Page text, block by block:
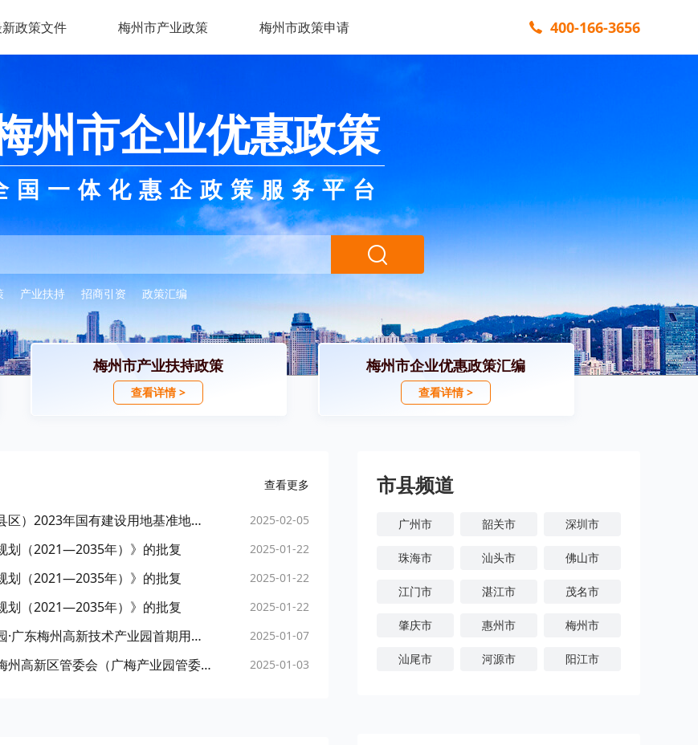
政策文件 梅州市产业政策 梅州市政策申请 400-166-3656
州市企业优惠政策
国一体化惠企政策服务平台
产业扶持 招商引资 政策汇编
梅州市产业扶持政策
查看详情 >
梅州市企业优惠政策汇编
查看详情 >
查看更多
梅州市人民政府办公室关于公布梅州城区（不含梅县区）2023年国有建设用地基准地价的通知 2025-02-05
划（2021—2035年）》的批复 2025-01-22
划（2021—2035年）》的批复 2025-01-22
划（2021—2035年）》的批复 2025-01-22
梅州市人民政府关于《广州（梅州）产业转移工业园·广东梅州高新技术产业园首期用地控制性详细规划MZ03、MZ04、MZ06管理单元局部用地调整方案》的批复 2025-01-07
梅州市人民政府办公室关于收回梅江区人民政府和梅州高新区管委会（广梅产业园管委会）环评审批权限的通知 2025-01-03
市县频道
广州市 韶关市 深圳市
珠海市 汕头市 佛山市
江门市 湛江市 茂名市
肇庆市 惠州市 梅州市
汕尾市 河源市 阳江市